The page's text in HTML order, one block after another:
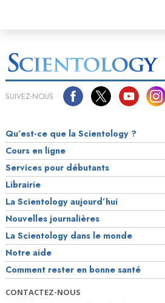
SUIVEZ-NOUS
Qu’est-ce que la Scientology ?
Cours en ligne
Services pour débutants
Librairie
La Scientology aujourd’hui
Nouvelles journalières
La Scientology dans le monde
Notre aide
Comment rester en bonne santé
CONTACTEZ-NOUS